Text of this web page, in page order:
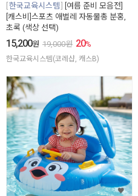
한국교육시스템
[여름 준비 모음전]
[캐스비]스포츠 애벌레 자동물총 분홍,
초록 (색상 선택)
15,200원 19,000원 20%
한국교육시스템(코레샵, 캐스B)